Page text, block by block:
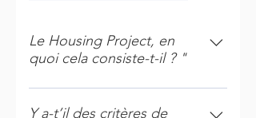
Le Housing Project, en
quoi cela consiste-t-il ? "
En deuxième année du bachelier à
ICHEC, vous devez choisir entre
Y a-t’il des critères de